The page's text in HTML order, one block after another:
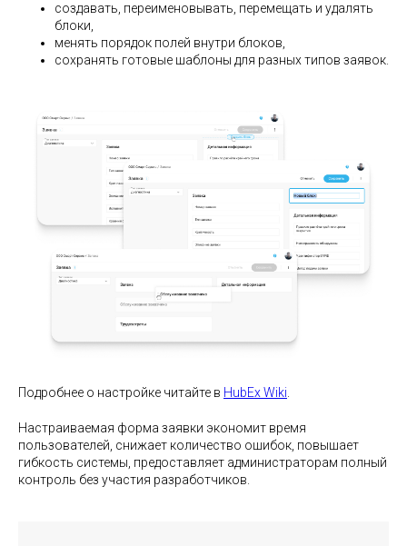
создавать, переименовывать, перемещать и удалять
блоки,
менять порядок полей внутри блоков,
сохранять готовые шаблоны для разных типов заявок.
Подробнее о настройке читайте в HubEx Wiki
Настраиваемая форма заявки экономит время
пользователей, снижает количество ошибок, повышает
гибкость системы, предоставляет администраторам полный
контроль без участия разработчиков.